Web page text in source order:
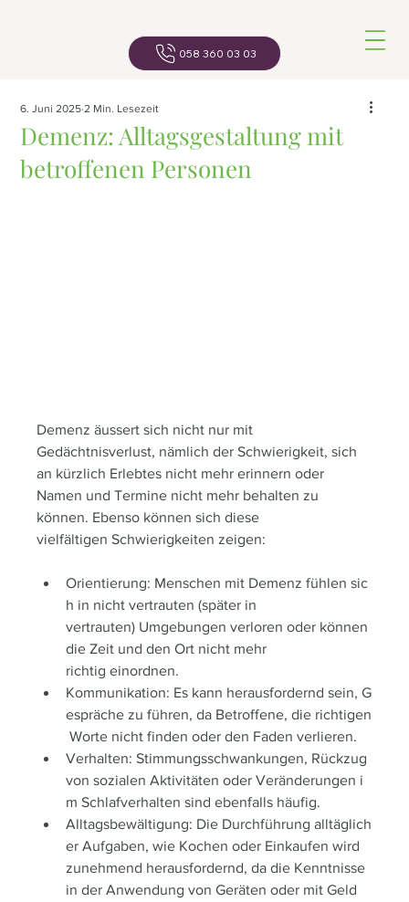
058 360 03 03
Demenz: Alltagsgestaltung mit
betroffenen Personen
6. Juni 2025 2 Min. Lesezeit
Demenz äussert sich nicht nur mit
Gedächtnisverlust, nämlich der Schwierigkeit, sich
an kürzlich Erlebtes nicht mehr erinnern oder
Namen und Termine nicht mehr behalten zu
können. Ebenso können sich diese
vielfältigen Schwierigkeiten zeigen:
Orientierung: Menschen mit Demenz fühlen sic
h in nicht vertrauten (später in
vertrauten) Umgebungen verloren oder können
die Zeit und den Ort nicht mehr
richtig einordnen.
Kommunikation: Es kann herausfordernd sein, G
espräche zu führen, da Betroffene, die richtigen
Worte nicht finden oder den Faden verlieren.
Verhalten: Stimmungsschwankungen, Rückzug
von sozialen Aktivitäten oder Veränderungen i
m Schlafverhalten sind ebenfalls häufig.
Alltagsbewältigung: Die Durchführung alltäglich
er Aufgaben, wie Kochen oder Einkaufen wird
zunehmend herausfordernd, da die Kenntnisse
in der Anwendung von Geräten oder mit Geld